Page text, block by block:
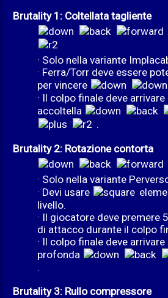
Brutality 1: Coltellata tagliente
· Solo nella variante
· Ferra/Torr deve essere
per vincere
· Il colpo finale deve
accoltella
.
Brutality 2: Rotazione contorta
· Solo nella variante
· Devi usare
livello.
· Il giocatore deve premere
di attacco durante il colpo
· Il colpo finale deve
profonda
.
Brutality 3: Rullo compressore